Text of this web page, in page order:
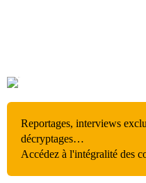
Reportages, interviews
décryptages…
Accédez à l'intégralité des